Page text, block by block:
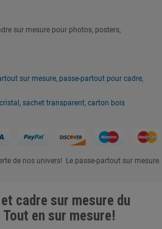
sur mesure pour photos, posters,
sur mesure, passe-partout pour cadre,
sachet transparent, carton bois
de nos univers! Le passe-partout sur mesure.
cadre sur mesure du
en sur mesure!